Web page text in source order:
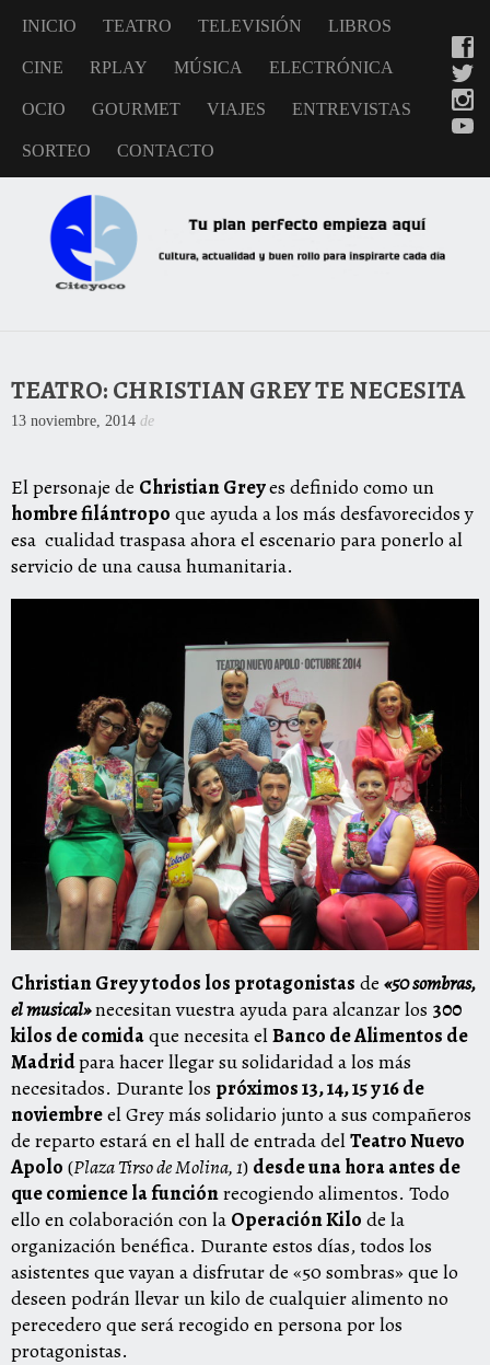
INICIO TEATRO TELEVISIÓN LIBROS
CINE RPLAY MÚSICA ELECTRÓNICA
OCIO GOURMET VIAJES ENTREVISTAS
SORTEO CONTACTO
TEATRO: CHRISTIAN GREY TE NECESITA
13 noviembre, 2014 de
El personaje de Christian Greyes definido como un
hombre filántropo que ayuda a los más desfavorecidos y
esa cualidad traspasa ahora el escenario para ponerlo al
servicio de una causa humanitaria.
Christian Grey y todos los protagonistas de «50sombras,
el musical»necesitan vuestra ayuda para alcanzar los 300
kilos de comidaque necesita elBanco de Alimentos de
Madridpara hacer llegar su solidaridad a los más
necesitados. Durante los próximos 13, 14, 15 y 16 de
noviembreel Grey más solidario junto a sus compañeros
de reparto estará en el hall de entrada delTeatro Nuevo
Apolo (Plaza Tirso de Molina, 1) desde una hora antes de
que comience la funciónrecogiendo alimentos. Todo
ello en colaboración con la Operación Kilo de la
organización benéfica. Durante estos días, todos los
asistentes que vayan a disfrutar de «50 sombras» que lo
deseen podrán llevar un kilo de cualquier alimento no
perecedero que será recogido en persona por los
protagonistas.